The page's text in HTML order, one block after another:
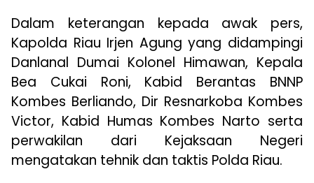
Dalam keterangan kepada awak pers,
Kapolda Riau Irjen Agung yang didampingi
Danlanal Dumai Kolonel Himawan, Kepala
Bea Cukai Roni, Kabid Berantas BNNP
Kombes Berliando, Dir Resnarkoba Kombes
Victor, Kabid Humas Kombes Narto serta
perwakilan dari Kejaksaan Negeri
mengatakan tehnik dan taktis Polda Riau.